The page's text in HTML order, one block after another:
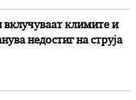
вклучуваат климите и
недостиг на струја